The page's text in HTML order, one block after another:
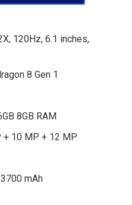
120Hz, 6.1 inches,
8 Gen 1
8GB RAM
+ 10 MP + 12 MP
mAh